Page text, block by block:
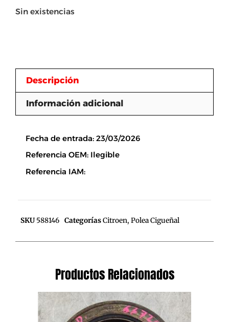
Sin existencias
Descripción
Información adicional
Fecha de entrada: 23/03/2026
Referencia OEM: Ilegible
Referencia IAM:
SKU 588146 CategoríasCitroen, Polea Cigueñal
Productos Relacionados